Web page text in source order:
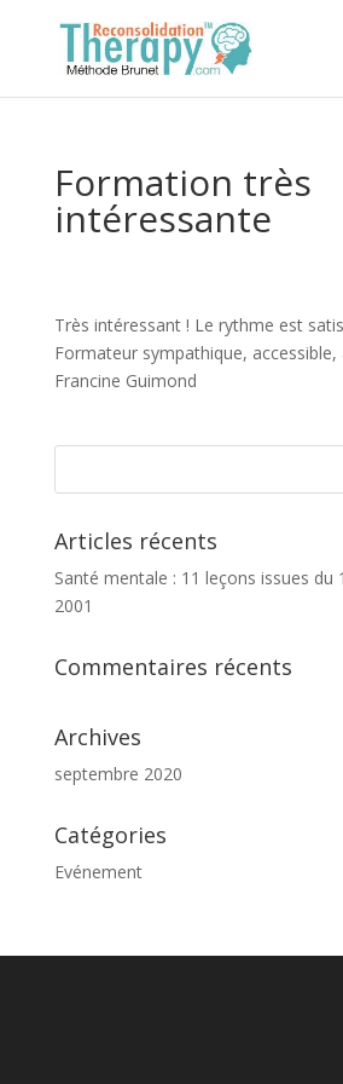
Formation très
intéressante
Très intéressant ! Le rythme est
Formateur sympathique, accessible,
Francine Guimond
Articles récents
Santé mentale : 11 leçons issues du
2001
Commentaires récents
Archives
septembre 2020
Catégories
Evénement